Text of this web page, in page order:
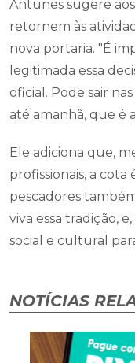
Antunes sugere
retornem às
nova portaria. "É
legitimada essa
oficial. Pode sair
até amanhã, que é
Ele adiciona que,
profissionais, a
pescadores
viva essa tradição,
social e cultural
NOTÍCIAS